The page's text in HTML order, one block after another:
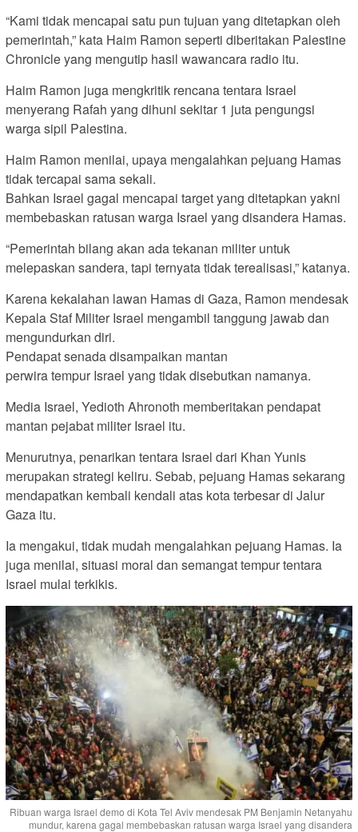
“Kami tidak mencapai satu pun tujuan yang ditetapkan oleh
pemerintah,” kata Haim Ramon seperti diberitakan Palestine
Chronicle yang mengutip hasil wawancara radio itu.
Haim Ramon juga mengkritik rencana tentara Israel
menyerang Rafah yang dihuni sekitar 1 juta pengungsi
warga sipil Palestina.
Haim Ramon menilai, upaya mengalahkan pejuang Hamas
tidak tercapai sama sekali.
Bahkan Israel gagal mencapai target yang ditetapkan yakni
membebaskan ratusan warga Israel yang disandera Hamas.
“Pemerintah bilang akan ada tekanan militer untuk
melepaskan sandera, tapi ternyata tidak terealisasi,” katanya.
Karena kekalahan lawan Hamas di Gaza, Ramon mendesak
Kepala Staf Militer Israel mengambil tanggung jawab dan
mengundurkan diri.
Pendapat senada disampaikan mantan
perwira tempur Israel yang tidak disebutkan namanya.
Media Israel, Yedioth Ahronoth memberitakan pendapat
mantan pejabat militer Israel itu.
Menurutnya, penarikan tentara Israel dari Khan Yunis
merupakan strategi keliru. Sebab, pejuang Hamas sekarang
mendapatkan kembali kendali atas kota terbesar di Jalur
Gaza itu.
Ia mengakui, tidak mudah mengalahkan pejuang Hamas. Ia
juga menilai, situasi moral dan semangat tempur tentara
Israel mulai terkikis.
Ribuan warga Israel demo di Kota Tel Aviv mendesak PM Benjamin Netanyahu
mundur, karena gagal membebaskan ratusan warga Israel yang disandera